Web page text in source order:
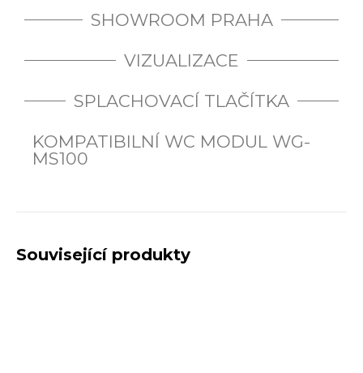
SHOWROOM PRAHA
VIZUALIZACE
SPLACHOVACÍ TLAČÍTKA
KOMPATIBILNÍ WC MODUL WG-
MS100
Související produkty